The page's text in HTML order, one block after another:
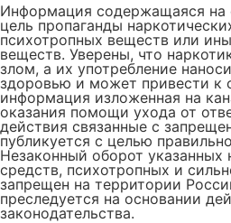
Информация содержащаяся на
цель пропаганды
психотропных веществ или
веществ. Уверены, что
злом, а их употребление
здоровью и может привести к
информация изложенная на
оказания помощи ухода от
действия связанные с
публикуется с целью
Незаконный оборот указанных
средств, психотропных и
запрещен на территории
преследуется на основании
законодательства.